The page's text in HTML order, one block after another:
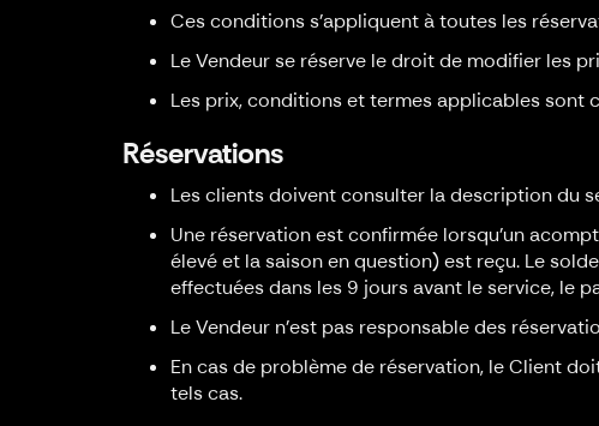
Ces conditions s’appliquent à toutes les
Le Vendeur se réserve le droit de modifier les
Les prix, conditions et termes applicables sont
Réservations
Les clients doivent consulter la description du
Une réservation est confirmée lorsqu'un
élevé et la saison en question) est reçu. Le
effectuées dans les 9 jours avant le service, le
Le Vendeur n'est pas responsable des
En cas de problème de réservation, le Client
tels cas.